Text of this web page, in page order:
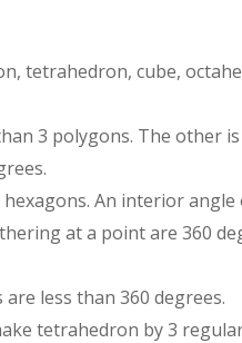
tetrahedron, cube,
3 polygons. The other
An interior
at a point are 360
less than 360 degrees.
tetrahedron by 3